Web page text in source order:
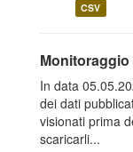
CSV
In data
dei dati
visionati prima
scaricarli...